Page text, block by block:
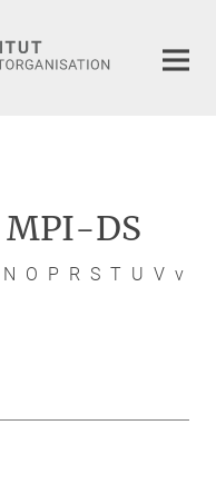
MPI-DS
N O P R S T U V v